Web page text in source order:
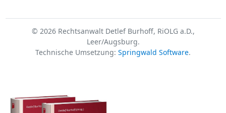
© 2026 Rechtsanwalt Detlef Burhoff, RiOLG a.D.,
Leer/Augsburg.
Technische Umsetzung: Springwald Software.